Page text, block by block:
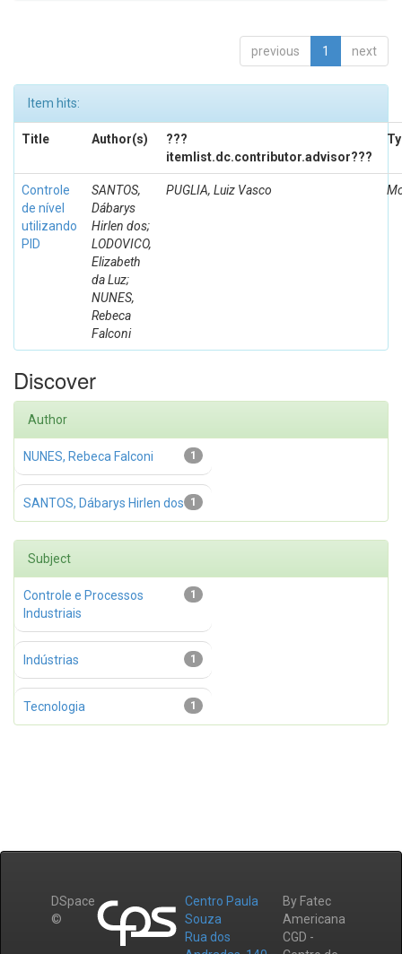
previous 1 next
Item hits:
Title Author(s)
???
itemlist.dc.contributor.advisor???
Controle
de nível
utilizando
PID
SANTOS,
Dábarys
Hirlen dos;
LODOVICO,
Elizabeth
da Luz;
NUNES,
Rebeca
Falconi
PUGLIA, Luiz Vasco
Discover
Author
1
NUNES, Rebeca Falconi
1
SANTOS, Dábarys Hirlen dos
Subject
1
Controle e Processos
Industriais
1
Indústrias
1
Tecnologia
DSpace
©
Centro Paula
Souza
Rua dos
By Fatec
Americana
CGD -